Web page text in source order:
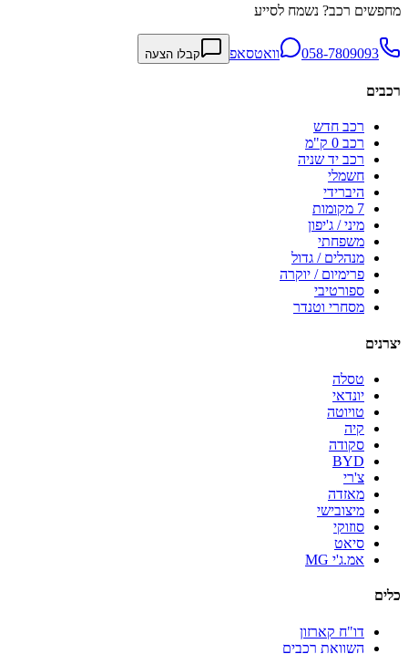
מחפשים רכב? נשמח לסייע
058-7809093 וואטסאפ קבלו הצעה
רכבים
רכב חדש
רכב 0 ק"מ
רכב יד שניה
חשמלי
היברידי
7 מקומות
מיני / ג'יפון
משפחתי
מנהלים / גדול
פרימיום / יוקרה
ספורטיבי
מסחרי וטנדר
יצרנים
טסלה
יונדאי
טויוטה
קיה
סקודה
BYD
צ'רי
מאזדה
מיצובישי
סוזוקי
סיאט
אמ.ג'י MG
כלים
דו"ח קארזון
השוואת רכבים